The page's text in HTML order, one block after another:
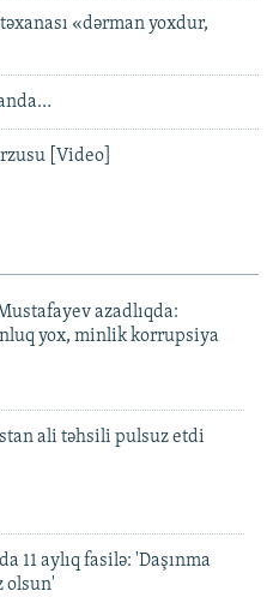
«dərman yoxdur,
[Video]
azadlıqda:
yox, minlik korrupsiya
ali təhsili pulsuz etdi
11 aylıq fasilə: 'Daşınma
olsun'